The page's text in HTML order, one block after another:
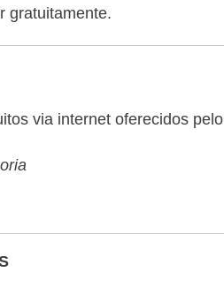
gratuitamente.
via internet oferecidos